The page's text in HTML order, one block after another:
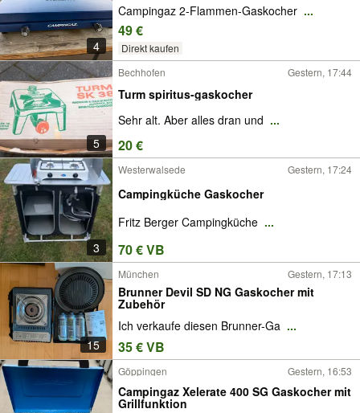
4
Campingaz 2-Flammen-Gaskocher ...
49 €
Direkt kaufen
5
Bechhofen Gestern, 17:44
Turm spiritus-gaskocher
Sehr alt. Aber alles dran und ...
20 €
3
Westerwalsede Gestern, 17:24
Campingküche Gaskocher
Fritz Berger Campingküche ...
70 € VB
15
München Gestern, 17:13
Brunner Devil SD NG Gaskocher mit
Zubehör
Ich verkaufe diesen Brunner-Ga ...
35 € VB
Göppingen Gestern, 16:53
Campingaz Xelerate 400 SG Gaskocher mit
Grillfunktion